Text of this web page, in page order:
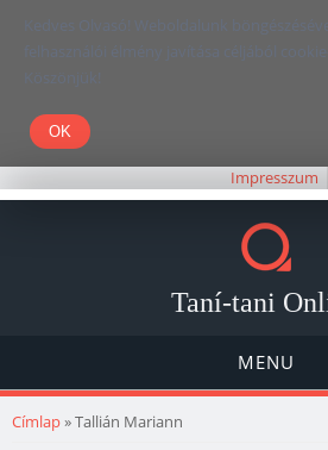
Kedves Olvasó! Weboldalunk
felhasználói élmény javítása céljából
Köszönjük!
Impresszum
Taní-tani
MENU
Jelenlegi hely
Címlap» Tallián Mariann